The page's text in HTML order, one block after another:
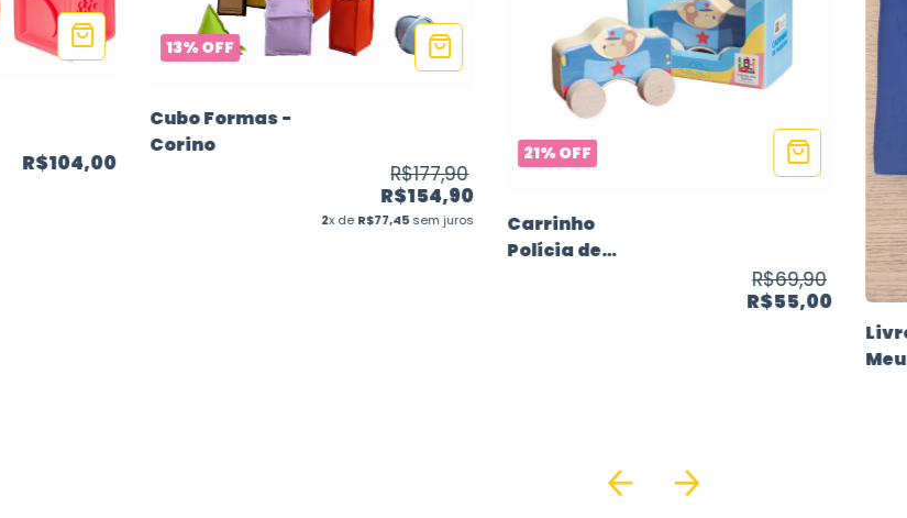
R$104,00
13%OFF
Cubo Formas -
Corino
R$177,90
R$154,90
2x deR$77,45sem juros
21%OFF
Carrinho
Polícia de
R$69,90
R$55,00